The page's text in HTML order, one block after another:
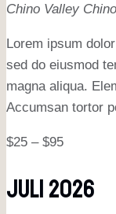
Chino Valley
Lorem ipsum
sed do eiusmod
magna aliqua.
Accumsan tortor
$25 – $95
Juli 2026